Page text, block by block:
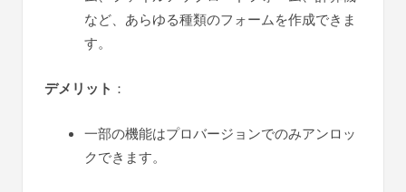
など、あらゆる種類のフォームを作成できま
す。
デメリット ：
一部の機能はプロバージョンでのみアンロッ
クできます。